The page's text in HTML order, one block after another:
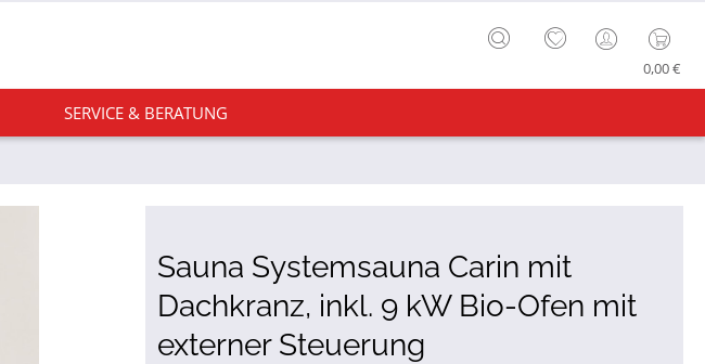
0,00 €
SERVICE & BERATUNG
Sauna Systemsauna Carin mit
Dachkranz, inkl. 9 kW Bio-Ofen mit
externer Steuerung